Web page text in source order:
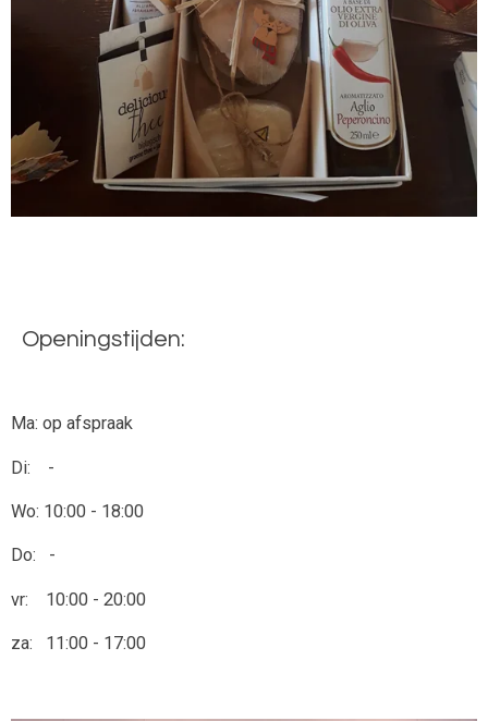
Openingstijden:
Ma: op afspraak
Di: -
Wo: 10:00 - 18:00
Do: -
vr: 10:00 - 20:00
za: 11:00 - 17:00